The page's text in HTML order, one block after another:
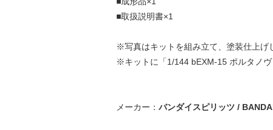
■取扱説明書×1
※写真はキットを組み立て、塗装仕上げ
※キットに「1/144 bEXM-15 ポルタノヴ
メーカー： バンダイスピリッツ /